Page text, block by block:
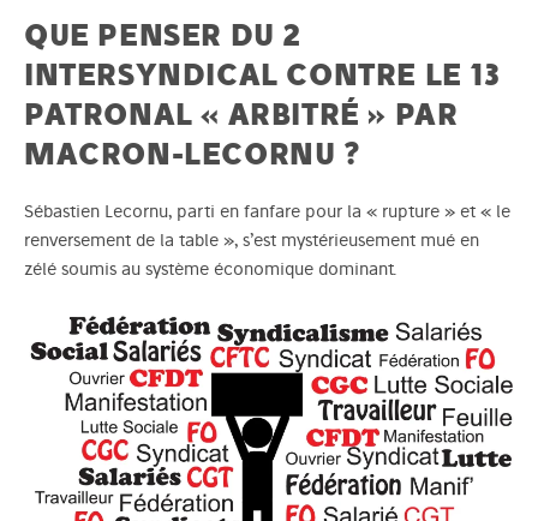
QUE PENSER DU 2
INTERSYNDICAL CONTRE LE 13
PATRONAL « ARBITRÉ » PAR
MACRON-LECORNU ?
Sébastien Lecornu, parti en fanfare pour la « rupture » et « le
renversement de la table », s’est mystérieusement mué en
zélé soumis au système économique dominant.